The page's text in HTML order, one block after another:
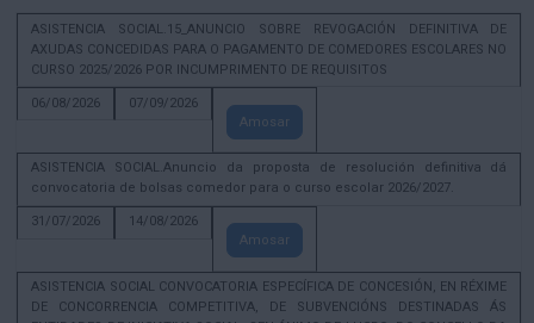
ASISTENCIA SOCIAL.15_ANUNCIO SOBRE REVOGACIÓN DEFINITIVA DE
AXUDAS CONCEDIDAS PARA O PAGAMENTO DE COMEDORES ESCOLARES NO
CURSO 2025/2026 POR INCUMPRIMENTO DE REQUISITOS
06/08/2026
07/09/2026
Amosar
ASISTENCIA SOCIAL.Anuncio da proposta de resolución definitiva dá
convocatoria de bolsas comedor para o curso escolar 2026/2027.
31/07/2026
14/08/2026
Amosar
ASISTENCIA SOCIAL CONVOCATORIA ESPECÍFICA DE CONCESIÓN, EN RÉXIME
DE CONCORRENCIA COMPETITIVA, DE SUBVENCIÓNS DESTINADAS ÁS